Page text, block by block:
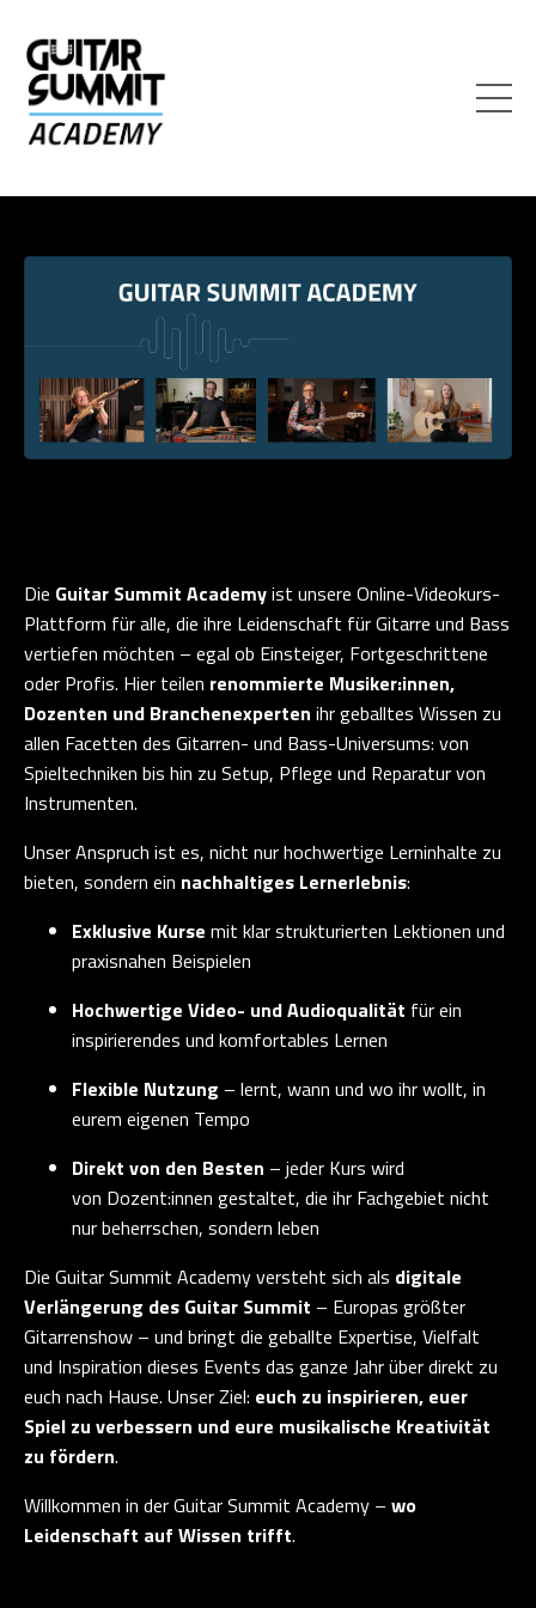
Die Guitar Summit Academyist unsere Online-Videokurs-
Plattform für alle, die ihre Leidenschaft für Gitarre und Bass
vertiefen möchten – egal ob Einsteiger, Fortgeschrittene
oder Profis. Hier teilen renommierte Musiker:innen,
Dozenten und Branchenexperten ihr geballtes Wissen zu
allen Facetten des Gitarren- und Bass-Universums: von
Spieltechniken bis hin zu Setup, Pflege und Reparatur von
Instrumenten.
Unser Anspruch ist es, nicht nur hochwertige Lerninhalte zu
bieten, sondern ein nachhaltiges Lernerlebnis:
Exklusive Kurse mit klar strukturierten Lektionen und
praxisnahen Beispielen
Hochwertige Video- und Audioqualität für ein
inspirierendes und komfortables Lernen
Flexible Nutzung – lernt, wann und wo ihr wollt, in
eurem eigenen Tempo
Direkt von den Besten – jeder Kurs wird
von Dozent:innen gestaltet, die ihr Fachgebiet nicht
nur beherrschen, sondern leben
Die Guitar Summit Academy versteht sich als digitale
Verlängerung des Guitar Summit – Europas größter
Gitarrenshow – und bringt die geballte Expertise, Vielfalt
und Inspiration dieses Events das ganze Jahr über direkt zu
euch nach Hause. Unser Ziel: euch zu inspirieren, euer
Spiel zu verbessern und eure musikalische Kreativität
zu fördern.
Willkommen in der Guitar Summit Academy – wo
Leidenschaft auf Wissen trifft.